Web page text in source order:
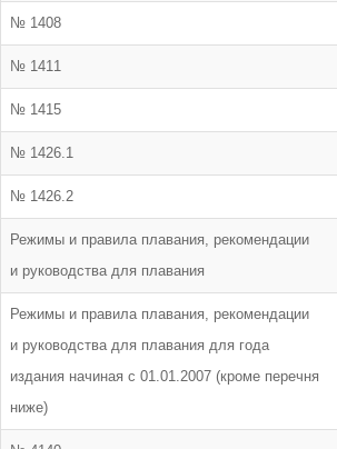
№ 1408
№ 1411
№ 1415
№ 1426.1
№ 1426.2
Режимы и правила плавания, рекомендации
и руководства для плавания
Режимы и правила плавания, рекомендации
и руководства для плавания для года
издания начиная с 01.01.2007 (кроме перечня
ниже)